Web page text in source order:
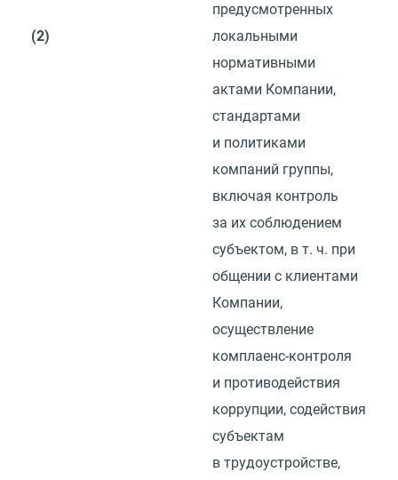
(2)
предусмотренных
локальными
нормативными
актами Компании,
стандартами
и политиками
компаний группы,
включая контроль
за их соблюдением
субъектом, в т. ч. при
общении с клиентами
Компании,
осуществление
комплаенс-контроля
и противодействия
коррупции, содействия
субъектам
в трудоустройстве,